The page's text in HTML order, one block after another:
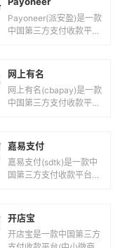
包括但不限...
Payoneer(派安盈)是一款
中国第三方支付收款平台
币,美元,欧元,英镑...
网上有名
网上有名(cbapay)是一款
中国第三方支付收款平台
人民币等国际主流货币之
间...
嘉易支付
嘉易支付(sdtk)是一款中
国第三方支付收款平台
持人民币等国际主流货币
之间的...
开店宝
开店宝是一款中国第三方